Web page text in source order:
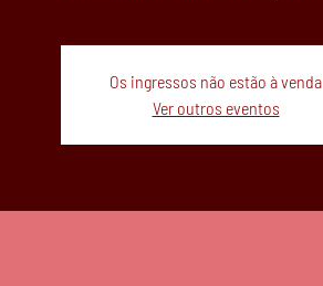
Os ingressos não estão à venda
Ver outros eventos